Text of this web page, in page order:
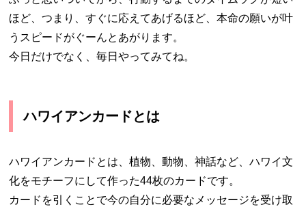
ほど、つまり、すぐに応えてあげるほど、本命の願いが叶
うスピードがぐーんとあがります。
今日だけでなく、毎日やってみてね。
ハワイアンカードとは
ハワイアンカードとは、植物、動物、神話など、ハワイ文
化をモチーフにして作った44枚のカードです。
カードを引くことで今の自分に必要なメッセージを受け取